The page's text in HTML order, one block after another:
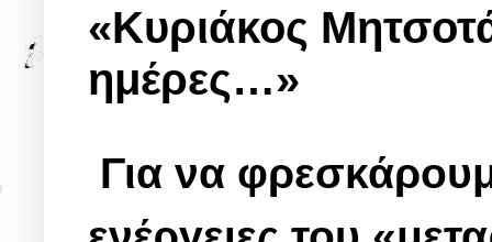
«Κυριάκος
ημέρες…»
Για να